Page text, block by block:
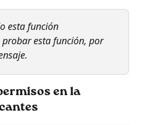
esta función
probar esta función, por
en la